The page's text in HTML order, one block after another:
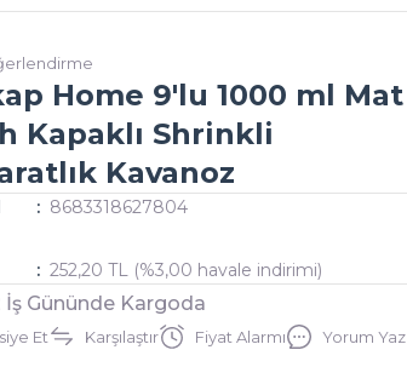
Home 9'lu 1000 ml Mat
Kapaklı Shrinkli
Kavanoz
8683318627804
252,20 TL (%3,00 havale indirimi)
İş Gününde Kargoda
Et Karşılaştır Fiyat Alarmı Yorum Yaz